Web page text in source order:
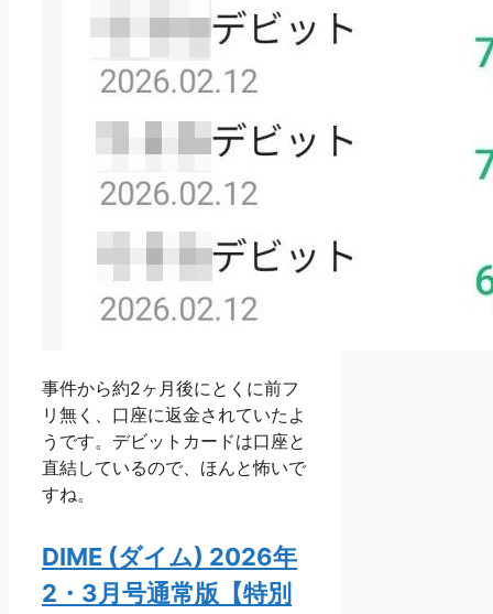
事件から約2ヶ月後にとくに前フ
リ無く、口座に返金されていたよ
うです。デビットカードは口座と
直結しているので、ほんと怖いで
すね。
DIME (ダイム) 2026年
2・3月号通常版【特別